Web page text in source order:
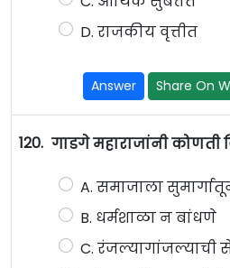
D. राजकीय वृत्तीत
Answer Share On
120. गाडगे महाराजांनी कोणती
A. समाजाला
B. धर्मशाळा न बांधणे
C. रंजल्यागांजल्याची